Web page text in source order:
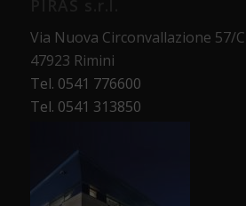
Via Nuova Circonvallazione 57/C
47923 Rimini
Tel. 0541 776600
Tel. 0541 313850